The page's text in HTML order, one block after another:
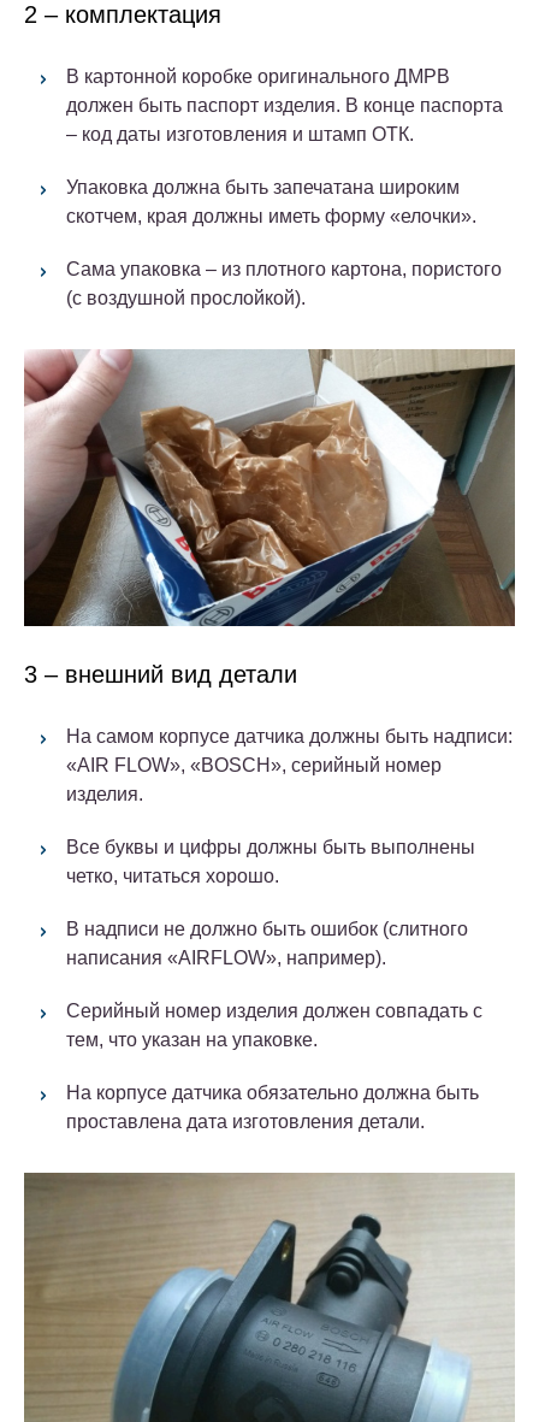
2 – комплектация
В картонной коробке оригинального ДМРВ
должен быть паспорт изделия. В конце паспорта
– код даты изготовления и штамп ОТК.
Упаковка должна быть запечатана широким
скотчем, края должны иметь форму «елочки».
Сама упаковка – из плотного картона, пористого
(с воздушной прослойкой).
3 – внешний вид детали
На самом корпусе датчика должны быть надписи:
«AIR FLOW», «BOSCH», серийный номер
изделия.
Все буквы и цифры должны быть выполнены
четко, читаться хорошо.
В надписи не должно быть ошибок (слитного
написания «AIRFLOW», например).
Серийный номер изделия должен совпадать с
тем, что указан на упаковке.
На корпусе датчика обязательно должна быть
проставлена дата изготовления детали.